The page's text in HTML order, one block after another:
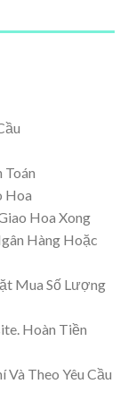
Hoa
Hoa Xong
Hàng Hoặc
Mua Số Lượng
Hoàn Tiền
Theo Yêu Cầu